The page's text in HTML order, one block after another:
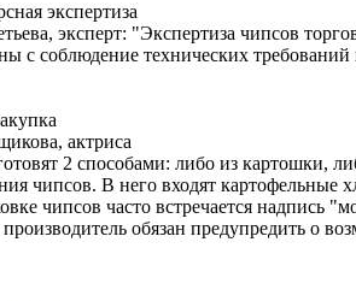
экспертиза
эксперт: "Экспертиза чипсов
с соблюдение технических
актриса
2 способами: либо из картошки,
чипсов. В него входят картофельные
чипсов часто встречается надпись
производитель обязан предупредить о